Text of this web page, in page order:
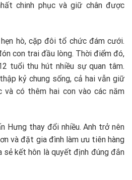
chinh phục và giữ chân được
hò, cặp đôi tổ chức đám cưới.
con trai đầu lòng. Thời điểm đó,
tuổi thu hút nhiều sự quan tâm.
kỷ chung sống, cả hai vẫn giữ
và có thêm hai con vào các năm
Hưng thay đổi nhiều. Anh trở nên
và đặt gia đình làm ưu tiên hàng
sẻ kết hôn là quyết định đúng đắn